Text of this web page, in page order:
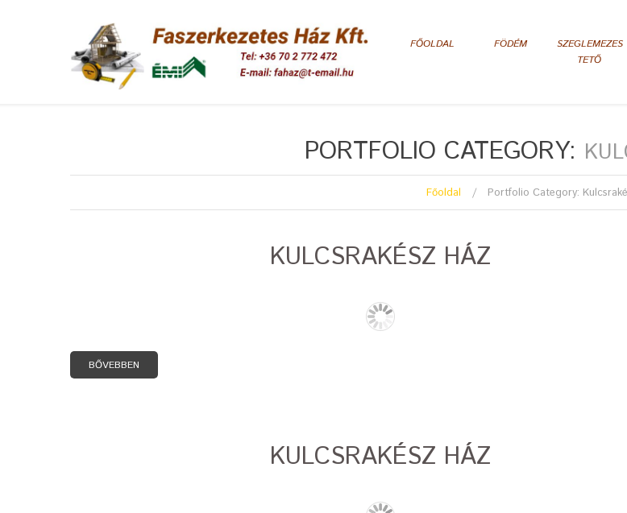
FŐOLDAL FÖDÉM
SZEGLEMEZES
TETŐ
PORTFOLIO CATEGORY:
Főoldal Portfolio Category:
KULCSRAKÉSZ HÁZ
BŐVEBBEN
KULCSRAKÉSZ HÁZ